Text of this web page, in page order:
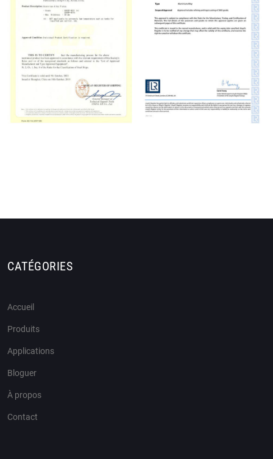
CATÉGORIES
Accueil
Produits
Applications
Bloguer
À propos
Contact